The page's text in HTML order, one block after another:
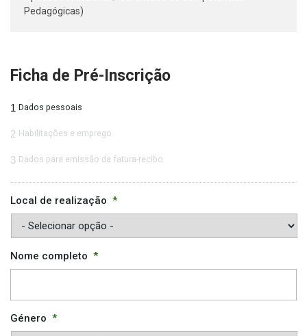
Pedagógicas)
Ficha de Pré-Inscrição
1 Dados pessoais
2 Habilitações e emprego
3 Dados para emissão da fatura-recibo
Local de realização *
Nome completo *
Género *